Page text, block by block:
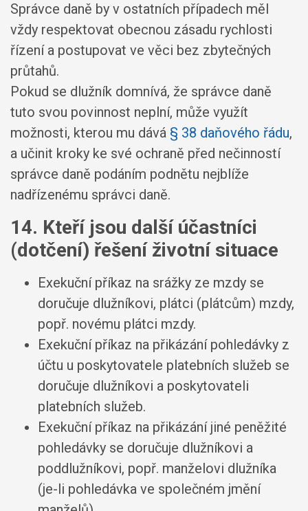
Správce daně by v ostatních případech měl
vždy respektovat obecnou zásadu rychlosti
řízení a postupovat ve věci bez zbytečných
průtahů.
Pokud se dlužník domnívá, že správce daně
tuto svou povinnost neplní, může využít
možnosti, kterou mu dává § 38 daňového řádu,
a učinit kroky ke své ochraně před nečinností
správce daně podáním podnětu nejblíže
nadřízenému správci daně.
14. Kteří jsou další účastníci
(dotčení) řešení životní situace
Exekuční příkaz na srážky ze mzdy se
doručuje dlužníkovi, plátci (plátcům) mzdy,
popř. novému plátci mzdy.
Exekuční příkaz na přikázání pohledávky z
účtu u poskytovatele platebních služeb se
doručuje dlužníkovi a poskytovateli
platebních služeb.
Exekuční příkaz na přikázání jiné peněžité
pohledávky se doručuje dlužníkovi a
poddlužníkovi, popř. manželovi dlužníka
(je-li pohledávka ve společném jmění